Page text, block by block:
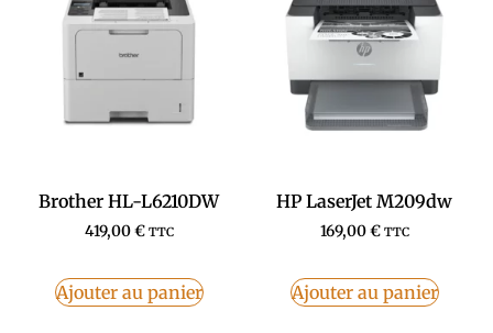
Brother HL-L6210DW
419,00€ TTC
Ajouter au panier
HP LaserJet M209dw
169,00€ TTC
Ajouter au panier